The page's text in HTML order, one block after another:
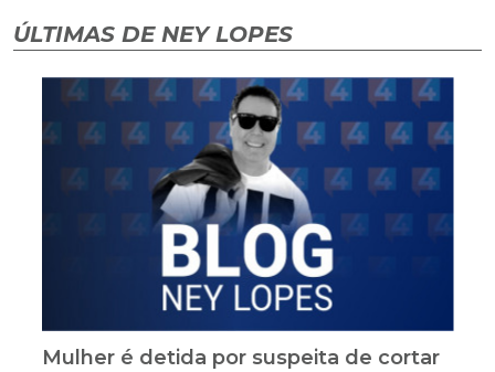
ÚLTIMAS DE NEY LOPES
Mulher é detida por suspeita de cortar